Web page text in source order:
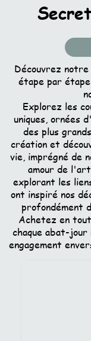
Découvrez
étape par
Explorez les
uniques, ornées
des plus
création et
vie, imprégné de
amour de
explorant les
ont inspiré nos
profondément
Achetez en
chaque abat-
engagement